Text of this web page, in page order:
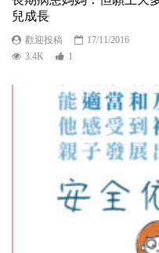
兒成長
歡迎投稿
17/11/2016
3.4K
1